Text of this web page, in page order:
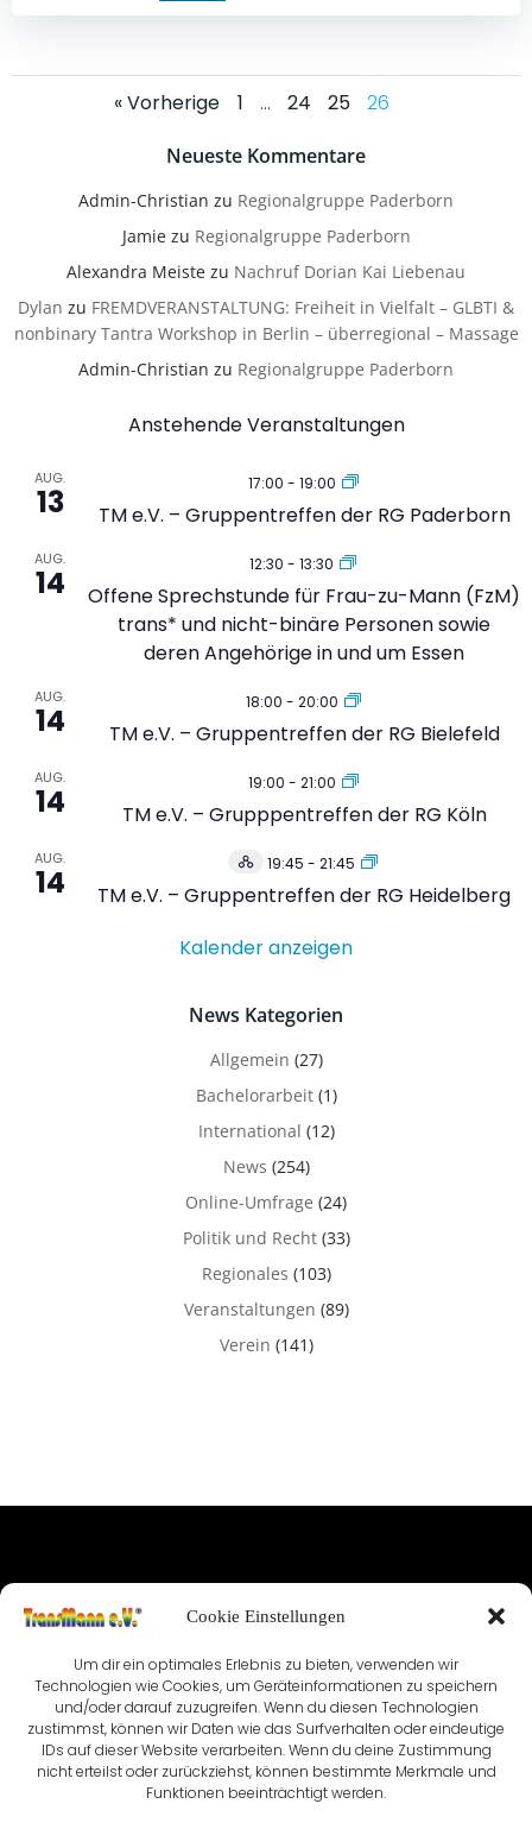
Cookie Einstellungen
Um dir ein optimales Erlebnis zu bieten, verwenden wir
Technologien wie Cookies, um Geräteinformationen zu speichern
und/oder darauf zuzugreifen. Wenn du diesen Technologien
zustimmst, können wir Daten wie das Surfverhalten oder eindeutige
IDs auf dieser Website verarbeiten. Wenn du deine Zustimmung
nicht erteilst oder zurückziehst, können bestimmte Merkmale und
Funktionen beeinträchtigt werden.
Posts
navigation
« Vorherige
Posts
navigation
Page
1 … Page
24 Page
25 Page
26
Neueste Kommentare
Admin-Christian zu Regionalgruppe Paderborn
Jamiezu Regionalgruppe Paderborn
Alexandra Meiste zu Nachruf Dorian Kai Liebenau
Dylan zu FREMDVERANSTALTUNG: Freiheit in Vielfalt – GLBTI &
nonbinary Tantra Workshop in Berlin – überregional – Massage
Admin-Christian zu Regionalgruppe Paderborn
Anstehende Veranstaltungen
AUG.
13 17:00 - 19:00
TM e.V. – Gruppentreffen der RG Paderborn
AUG.
14 12:30 - 13:30
Offene Sprechstunde für Frau-zu-Mann (FzM)
trans* und nicht-binäre Personen sowie
deren Angehörige in und um Essen
AUG.
14 18:00 - 20:00
TM e.V. – Gruppentreffen der RG Bielefeld
AUG.
14 19:00 - 21:00
TM e.V. – Grupppentreffen der RG Köln
AUG.
14
Hybrid
Veranstaltung
19:45 - 21:45
TM e.V. – Gruppentreffen der RG Heidelberg
Kalender anzeigen
News Kategorien
Allgemein (27)
Bachelorarbeit(1)
International (12)
News (254)
Online-Umfrage (24)
Politik und Recht(33)
Regionales (103)
Veranstaltungen (89)
Verein (141)
IMPRESSUM
VEREINSSATZUNG KONTAKT
COOKIE-RICHTLINIE (EU)